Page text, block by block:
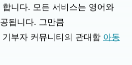
합니다. 모든 서비스는 영어와
됩니다. 그만큼
부자 커뮤니티의 관대함 아동